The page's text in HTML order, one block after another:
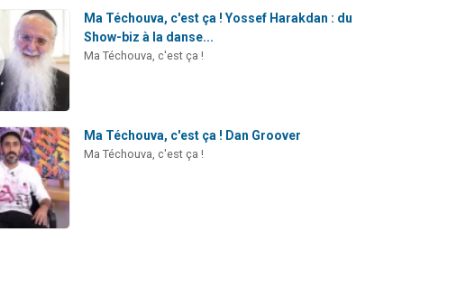
Ma Téchouva, c'est ça ! Yossef Harakdan : du
Show-biz à la danse...
Ma Téchouva, c'est ça !
Ma Téchouva, c'est ça ! Dan Groover
Ma Téchouva, c'est ça !